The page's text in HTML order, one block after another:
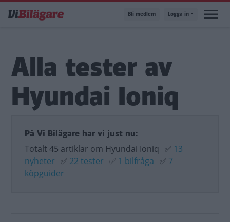
till
Bli medlem Logga in
Alla tester av
Hyundai Ioniq
På Vi Bilägare har vi just nu:
Totalt 45 artiklar om Hyundai Ioniq ✅ 13
nyheter ✅ 22 tester ✅ 1 bilfråga ✅ 7
köpguider